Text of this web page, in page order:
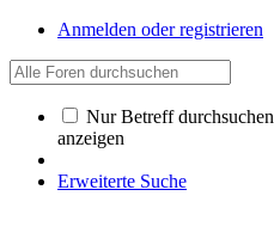
Anmelden oder registrieren
Nur Betreff durchsuchen
anzeigen
Erweiterte Suche